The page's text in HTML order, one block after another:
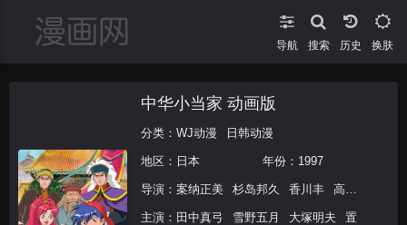
导航 搜索 换肤
中华小当家 动画版
分类： WJ动漫 日韩动漫
地区： 日本 年份： 1997
导演： 案纳正美 杉岛邦久 香川丰 高木淳
主演： 田中真弓 雪野五月 大塚明夫
置